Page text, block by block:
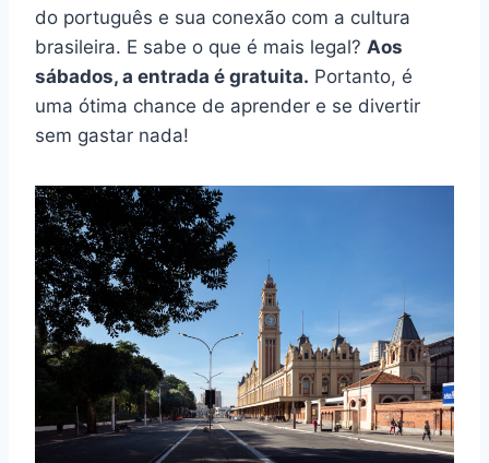
do português e sua conexão com a cultura
brasileira. E sabe o que é mais legal? Aos
sábados, a entrada é gratuita. Portanto, é
uma ótima chance de aprender e se divertir
sem gastar nada!